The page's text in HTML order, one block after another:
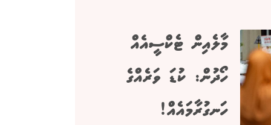
މާލެއިން ޓެކްސީއެއް
ހޯދުން: ކުޑަ ވަރެއްގެ
ހަނގުރާމައެއް!